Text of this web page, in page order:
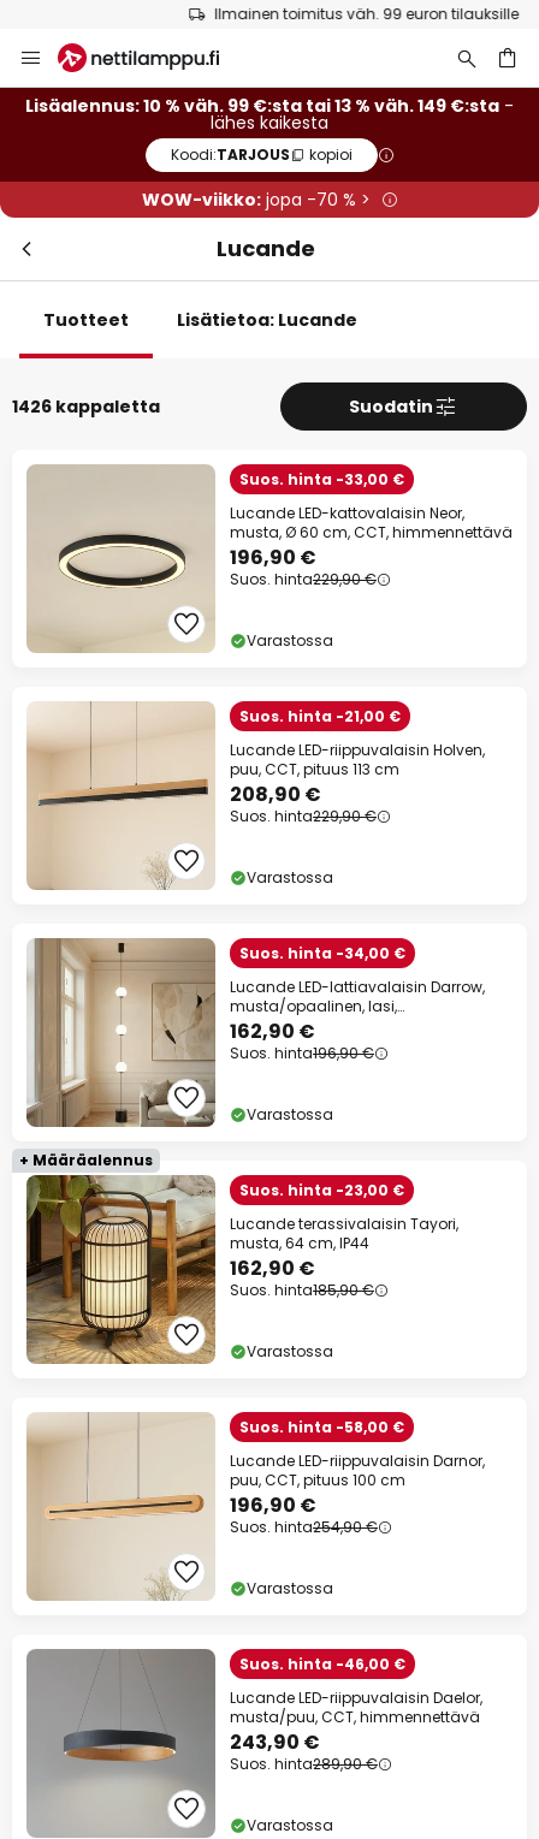
Ilmainen toimitus väh. 99 euron tilauksille
to
Content
Lisäalennus: 10 % väh. 99 €:sta tai 13 % väh. 149 €:sta -
lähes kaikesta
Koodi:TARJOUS kopioi
WOW-viikko:jopa -70 % >
Lucande
Tuotteet Lisätietoa: Lucande
1426 kappaletta Suodatin
Suos. hinta -33,00 €
Lucande LED-kattovalaisin Neor,
musta, Ø 60 cm, CCT, himmennettävä
196,90 €
Suos. hinta229,90 €
Varastossa
Suos. hinta -21,00 €
Lucande LED-riippuvalaisin Holven,
puu, CCT, pituus 113 cm
208,90 €
Suos. hinta229,90 €
Varastossa
Suos. hinta -34,00 €
Lucande LED-lattiavalaisin Darrow,
musta/opaalinen, lasi,
himmennettävä
162,90 €
Suos. hinta196,90 €
Varastossa
+ Määräalennus
Suos. hinta -23,00 €
Lucande terassivalaisin Tayori,
musta, 64 cm, IP44
162,90 €
Suos. hinta185,90 €
Varastossa
Suos. hinta -58,00 €
Lucande LED-riippuvalaisin Darnor,
puu, CCT, pituus 100 cm
196,90 €
Suos. hinta254,90 €
Varastossa
Suos. hinta -46,00 €
Lucande LED-riippuvalaisin Daelor,
musta/puu, CCT, himmennettävä
243,90 €
Suos. hinta289,90 €
Varastossa
Lisäalennus
13 % alennustaväh. 149 €:sta
10 % alennustaväh. 99 €:sta
lähes kaikesta*
TARJOUS
Tarjouksiin